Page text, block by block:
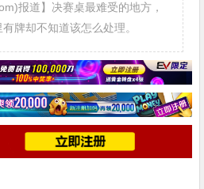
报道】决赛桌最难受的地方，
牌却不知道该怎么处理。